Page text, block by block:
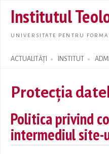
Institutul
UNIVERSITATE PENTRU
ACTUALITĂȚI INSTITUT
Search form
Protecția
Politica privind
intermediul site-